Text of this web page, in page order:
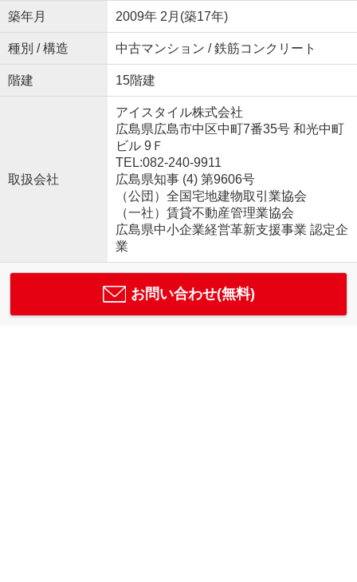
築年月 2009年 2月(築17年)
種別 / 構造 中古マンション / 鉄筋コンクリート
階建 15階建
取扱会社
アイスタイル株式会社
広島県広島市中区中町7番35号 和光中町
ビル 9Ｆ
TEL:082-240-9911
広島県知事 (4) 第9606号
（公団）全国宅地建物取引業協会
（一社）賃貸不動産管理業協会
広島県中小企業経営革新支援事業 認定企
業
お問い合わせ(無料)